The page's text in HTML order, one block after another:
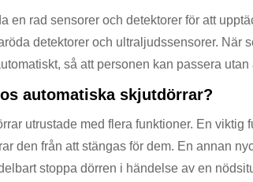
en rad sensorer och detektorer för att
detektorer och ultraljudssensorer. När
så att personen kan passera
automatiska skjutdörrar?
utrustade med flera funktioner. En viktig
den från att stängas för dem. En annan
stoppa dörren i händelse av en